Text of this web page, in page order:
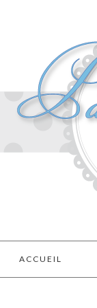
ACCUEIL